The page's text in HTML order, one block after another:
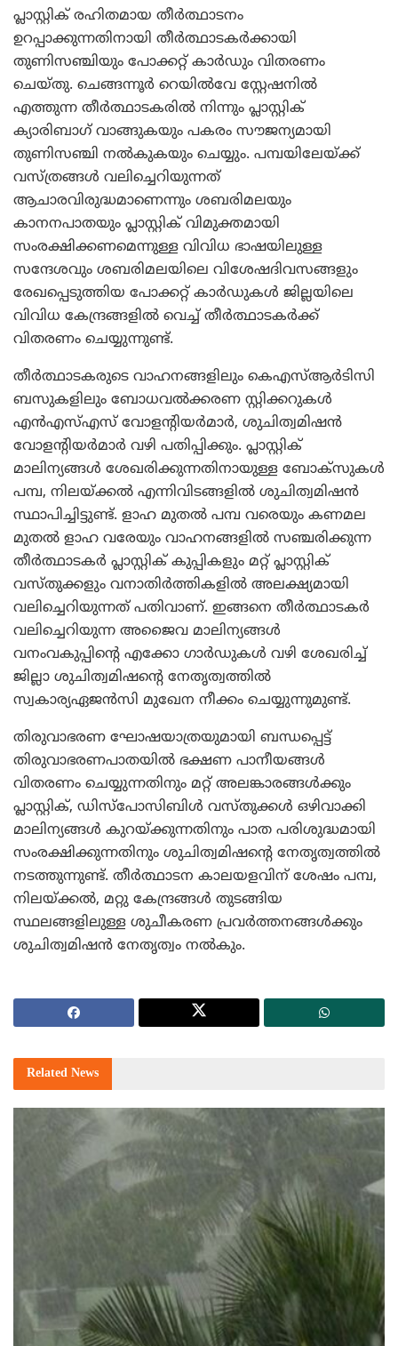
പ്ലാസ്റ്റിക് രഹിതമായ തീര്‍ത്ഥാടനം
ഉറപ്പാക്കുന്നതിനായി തീര്‍ത്ഥാടകര്‍ക്കായി
തുണിസഞ്ചിയും പോക്കറ്റ് കാര്‍ഡും വിതരണം
ചെയ്തു. ചെങ്ങന്നൂര്‍ റെയില്‍വേ സ്റ്റേഷനില്‍
എത്തുന്ന തീര്‍ത്ഥാടകരില്‍ നിന്നും പ്ലാസ്റ്റിക്
ക്യാരിബാഗ് വാങ്ങുകയും പകരം സൗജന്യമായി
തുണിസഞ്ചി നല്‍കുകയും ചെയ്യും. പമ്പയിലേയ്ക്ക്
വസ്ത്രങ്ങള്‍ വലിച്ചെറിയുന്നത്
ആചാരവിരുദ്ധമാണെന്നും ശബരിമലയും
കാനനപാതയും പ്ലാസ്റ്റിക് വിമുക്തമായി
സംരക്ഷിക്കണമെന്നുള്ള വിവിധ ഭാഷയിലുള്ള
സന്ദേശവും ശബരിമലയിലെ വിശേഷദിവസങ്ങളും
രേഖപ്പെടുത്തിയ പോക്കറ്റ് കാര്‍ഡുകള്‍ ജില്ലയിലെ
വിവിധ കേന്ദ്രങ്ങളില്‍ വെച്ച് തീര്‍ത്ഥാടകര്‍ക്ക്
വിതരണം ചെയ്യുന്നുണ്ട്.
തീര്‍ത്ഥാടകരുടെ വാഹനങ്ങളിലും കെഎസ്ആര്‍ടിസി
ബസുകളിലും ബോധവല്‍ക്കരണ സ്റ്റിക്കറുകള്‍
എന്‍എസ്എസ് വോളന്റിയര്‍മാര്‍, ശുചിത്വമിഷന്‍
വോളന്റിയര്‍മാര്‍ വഴി പതിപ്പിക്കും. പ്ലാസ്റ്റിക്
മാലിന്യങ്ങള്‍ ശേഖരിക്കുന്നതിനായുള്ള ബോക്‌സുകള്‍
പമ്പ, നിലയ്ക്കല്‍ എന്നിവിടങ്ങളില്‍ ശുചിത്വമിഷന്‍
സ്ഥാപിച്ചിട്ടുണ്ട്. ളാഹ മുതല്‍ പമ്പ വരെയും കണമല
മുതല്‍ ളാഹ വരേയും വാഹനങ്ങളില്‍ സഞ്ചരിക്കുന്ന
തീര്‍ത്ഥാടകര്‍ പ്ലാസ്റ്റിക് കുപ്പികളും മറ്റ് പ്ലാസ്റ്റിക്
വസ്തുക്കളും വനാതിര്‍ത്തികളില്‍ അലക്ഷ്യമായി
വലിച്ചെറിയുന്നത് പതിവാണ്. ഇങ്ങനെ തീര്‍ത്ഥാടകര്‍
വലിച്ചെറിയുന്ന അജൈവ മാലിന്യങ്ങള്‍
വനംവകുപ്പിന്റെ എക്കോ ഗാര്‍ഡുകള്‍ വഴി ശേഖരിച്ച്
ജില്ലാ ശുചിത്വമിഷന്റെ നേതൃത്വത്തില്‍
സ്വകാര്യഏജന്‍സി മുഖേന നീക്കം ചെയ്യുന്നുമുണ്ട്.
തിരുവാഭരണ ഘോഷയാത്രയുമായി ബന്ധപ്പെട്ട്
തിരുവാഭരണപാതയില്‍ ഭക്ഷണ പാനീയങ്ങള്‍
വിതരണം ചെയ്യുന്നതിനും മറ്റ് അലങ്കാരങ്ങള്‍ക്കും
പ്ലാസ്റ്റിക്, ഡിസ്‌പോസിബിള്‍ വസ്തുക്കള്‍ ഒഴിവാക്കി
മാലിന്യങ്ങള്‍ കുറയ്ക്കുന്നതിനും പാത പരിശുദ്ധമായി
സംരക്ഷിക്കുന്നതിനും ശുചിത്വമിഷന്റെ നേതൃത്വത്തില്‍
നടത്തുന്നുണ്ട്. തീര്‍ത്ഥാടന കാലയളവിന് ശേഷം പമ്പ,
നിലയ്ക്കല്‍, മറ്റു കേന്ദ്രങ്ങള്‍ തുടങ്ങിയ
സ്ഥലങ്ങളിലുള്ള ശുചീകരണ പ്രവര്‍ത്തനങ്ങള്‍ക്കും
ശുചിത്വമിഷന്‍ നേതൃത്വം നല്‍കും.
Related News